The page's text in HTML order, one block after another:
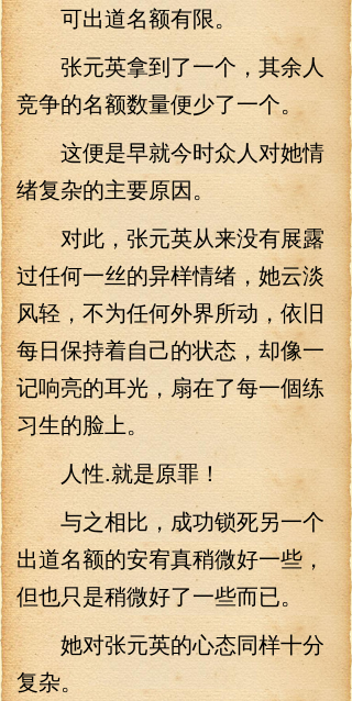
可出道名额有限。
张元英拿到了一个，其余人
竞争的名额数量便少了一个。
这便是早就今时众人对她情
绪复杂的主要原因。
对此，张元英从来没有展露
过任何一丝的异样情绪，她云淡
风轻，不为任何外界所动，依旧
每日保持着自己的状态，却像一
记响亮的耳光，扇在了每一個练
习生的脸上。
人性.就是原罪！
与之相比，成功锁死另一个
出道名额的安宥真稍微好一些，
但也只是稍微好了一些而已。
她对张元英的心态同样十分
复杂。